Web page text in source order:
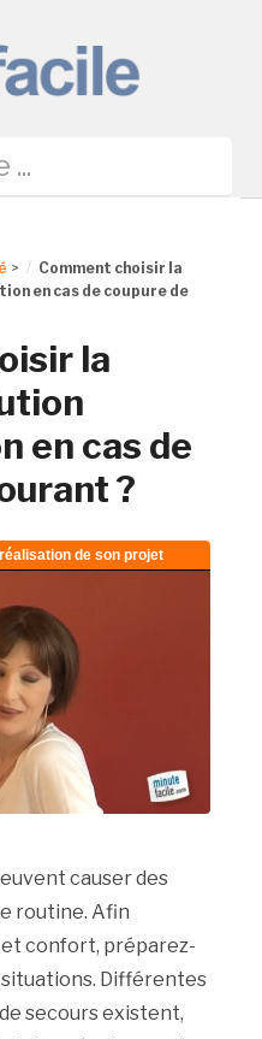
>
Comment choisir la
en cas de coupure de
la
en cas de
?
causer des
routine. Afin
confort, préparez-
Différentes
secours existent,